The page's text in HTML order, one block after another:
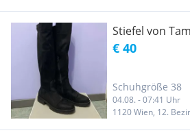
Stiefel von
€ 40
Schuhgröße 38
04.08. - 07:41 Uhr
1120 Wien, 12.